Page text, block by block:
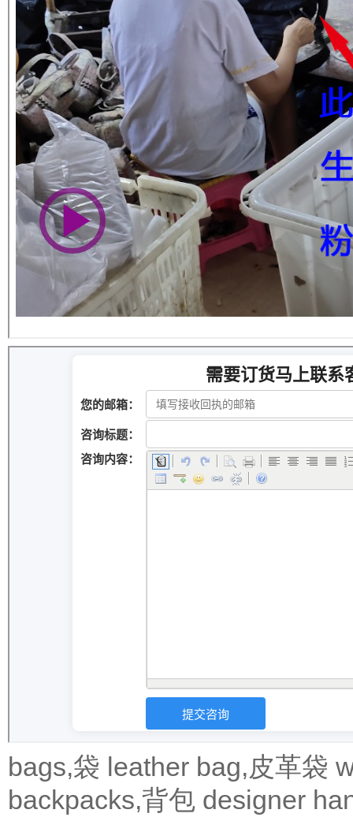
bags,袋 leather bag,皮革袋
backpacks,背包 designer